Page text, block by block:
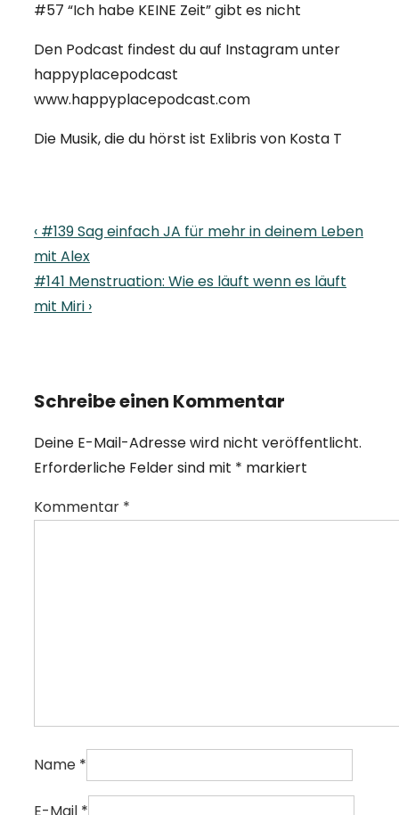
#57 “Ich habe KEINE Zeit” gibt es nicht
Den Podcast findest du auf Instagram unter
happyplacepodcast
www.happyplacepodcast.com
Die Musik, die du hörst ist Exlibris von Kosta T
Beitragsnavigation
Previous
Post
is
‹ #139 Sag einfach JA für mehr in deinem Leben
mit Alex
Next
Post
#141 Menstruation: Wie es läuft wenn es läuft
mit Miri ›
Schreibe einen Kommentar
Deine E-Mail-Adresse wird nicht veröffentlicht.
Erforderliche Felder sind mit * markiert
Kommentar *
Name *
E-Mail *